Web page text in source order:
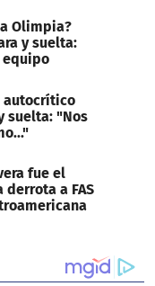
Olimpia?
y suelta:
autocrítico
suelta: "Nos
fue el
derrota a FAS